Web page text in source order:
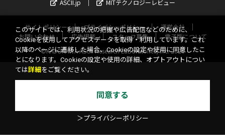
ASCII.jp
MITテクノロジーレビュー
サイトポリシー プライバシーポリシー
運営会社
お問い合わせ
広告掲載 スタッフ募集
電子版について
©KADOKAWA ASCII Research Laboratories, Inc. 2026
このサイトでは、利用状況の把握や広告配信などのために、
Cookieを使用してアクセスデータを取得・利用しています。これ
以降のページに遷移した場合、Cookieの設定や使用に同意したこ
とになります。Cookieの設定や使用の詳細、オプトアウトについ
ては詳細 をご覧ください。
同意する
＞プライバシーポリシー